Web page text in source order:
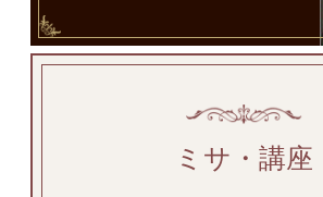
ミサ・講座